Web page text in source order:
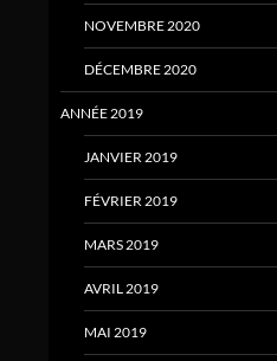
NOVEMBRE 2020
DÉCEMBRE 2020
ANNÉE 2019
JANVIER 2019
FÉVRIER 2019
MARS 2019
AVRIL 2019
MAI 2019